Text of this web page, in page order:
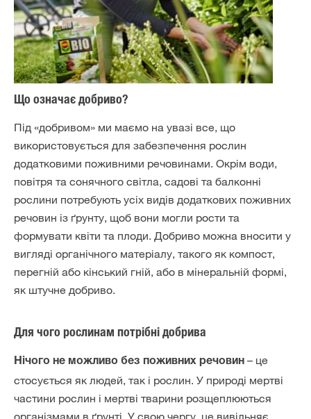
Що означає добриво?
Під «добривом» ми маємо на увазі все, що
використовується для забезпечення рослин
додатковими поживними речовинами. Окрім води,
повітря та сонячного світла, садові та балконні
рослини потребують усіх видів додаткових поживних
речовин із ґрунту, щоб вони могли рости та
формувати квіти та плоди. Добриво можна вносити у
вигляді органічного матеріалу, такого як компост,
перегній або кінський гній, або в мінеральній формі,
як штучне добриво.
Для чого рослинам потрібні добрива
Нічого не можливо без поживних речовин – це
стосується як людей, так і рослин. У природі мертві
частини рослин і мертві тварини розщеплюються
організмами в ґрунті. У свою чергу, це вивільняє